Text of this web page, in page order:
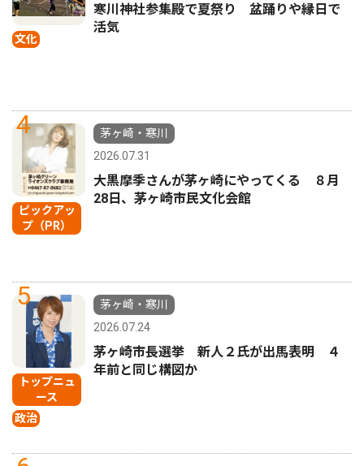
文化
寒川神社参集殿で夏祭り 盆踊りや縁日で
活気
4
ピックアッ
プ（PR）
茅ヶ崎・寒川
2026.07.31
大黒摩季さんが茅ヶ崎にやってくる ８月
28日、茅ヶ崎市民文化会館
5
トップニュ
ース
政治
茅ヶ崎・寒川
2026.07.24
茅ヶ崎市長選挙 新人２氏が出馬表明 ４
年前と同じ構図か